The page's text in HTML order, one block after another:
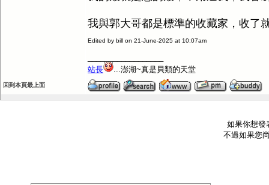
我與郭大哥都是標準的收藏家，收了
Edited by bill on 21-June-2025 at 10:07am
站長
...澎湖~真是貝類的天堂
回到本頁最上面
如果你想發
不過如果您